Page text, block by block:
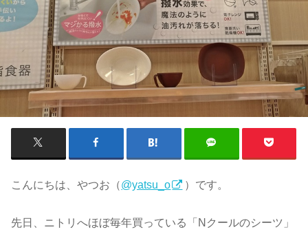
こんにちは、やつお（@yatsu_o ）です。
先日、ニトリへほぼ毎年買っている「Nクールのシーツ」